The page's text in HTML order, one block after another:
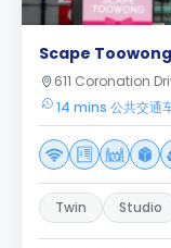
Scape Toowong
611 Coronation
14 mins 公共交通
Twin Studio